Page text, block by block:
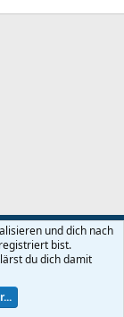
Impressum Start
und dich nach
bist.
du dich damit